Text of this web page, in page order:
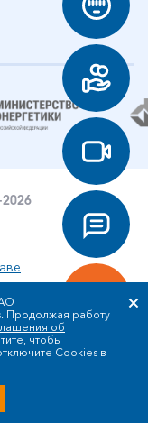
в отношении
Продолжая работу
об
чтобы
Cookies в